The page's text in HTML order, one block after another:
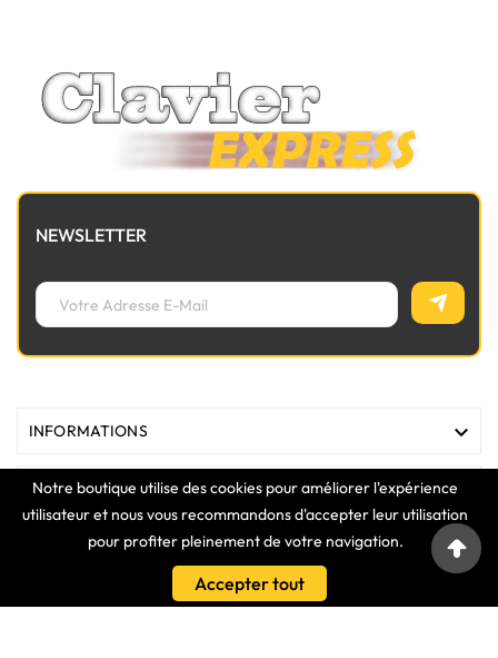
Notre boutique utilise des cookies pour améliorer l'expérience
utilisateur et nous vous recommandons d'accepter leur utilisation
pour profiter pleinement de votre navigation.
Accepter tout
NEWSLETTER
INFORMATIONS 
MAGASIN 

VOTRE COMPTE 